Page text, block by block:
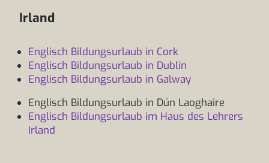
Irland
Englisch Bildungsurlaub in Cork
Englisch Bildungsurlaub in Dublin
Englisch Bildungsurlaub in Galway
Englisch Bildungsurlaub in Dún Laoghaire
Englisch Bildungsurlaub im Haus des Lehrers
Irland